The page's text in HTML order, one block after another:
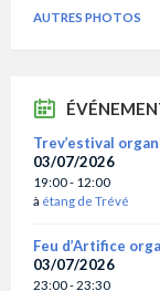
AUTRES PHOTOS
Trev’estival
03/07/2026
19:00 - 12:00
à étang de Trévé
Feu d’Artifice
03/07/2026
23:00 - 23:30